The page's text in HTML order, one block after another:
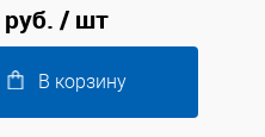
/ шт
В корзину